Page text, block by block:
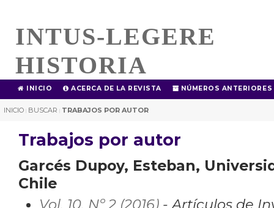
INTUS-LEGERE
HISTORIA
INICIO ACERCA DE LA REVISTA NÚMEROS ANTERIORES
INICIO | BUSCAR | TRABAJOS POR AUTOR
Trabajos por autor
Garcés Dupoy, Esteban,
Chile
Vol. 10, Nº 2 (2016)- Artículos de